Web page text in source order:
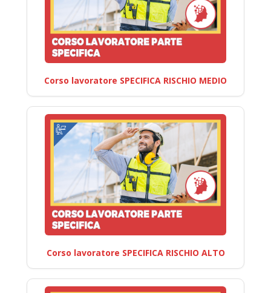
Corso lavoratore SPECIFICA RISCHIO MEDIO
Corso lavoratore SPECIFICA RISCHIO ALTO